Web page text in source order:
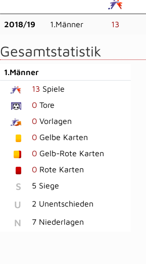
2018/19 1.Männer 13
Gesamtstatistik
1.Männer
13 Spiele
0 Tore
0 Vorlagen
0 Gelbe Karten
0 Gelb-Rote Karten
0 Rote Karten
S 5 Siege
U 2 Unentschieden
N 7 Niederlagen